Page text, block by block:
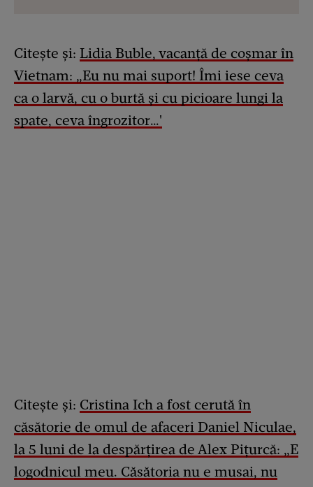
Citește și: Lidia Buble, vacanță de coșmar în
Vietnam: „Eu nu mai suport! Îmi iese ceva
ca o larvă, cu o burtă și cu picioare lungi la
spate, ceva îngrozitor…'
Citește și: Cristina Ich a fost cerută în
căsătorie de omul de afaceri Daniel Niculae,
la 5 luni de la despărțirea de Alex Pițurcă: „E
logodnicul meu. Căsătoria nu e musai, nu